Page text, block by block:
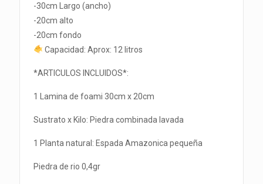
-30cm Largo (ancho)
-20cm alto
-20cm fondo
Capacidad: Aprox: 12 litros
*ARTICULOS INCLUIDOS*:
1 Lamina de foami 30cm x 20cm
Sustrato x Kilo: Piedra combinada lavada
1 Planta natural: Espada Amazonica pequeña
Piedra de rio 0,4gr